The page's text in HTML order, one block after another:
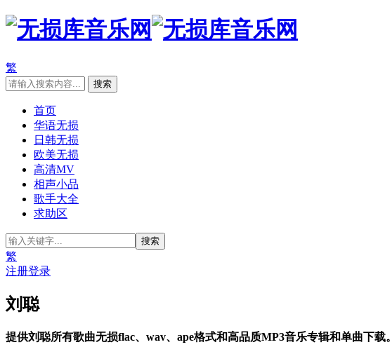
繁
首页
华语无损
日韩无损
欧美无损
高清MV
相声小品
歌手大全
求助区
繁
注册登录
刘聪
提供刘聪所有歌曲无损flac、wav、ape格式和高品质MP3音乐专辑和单曲下载。